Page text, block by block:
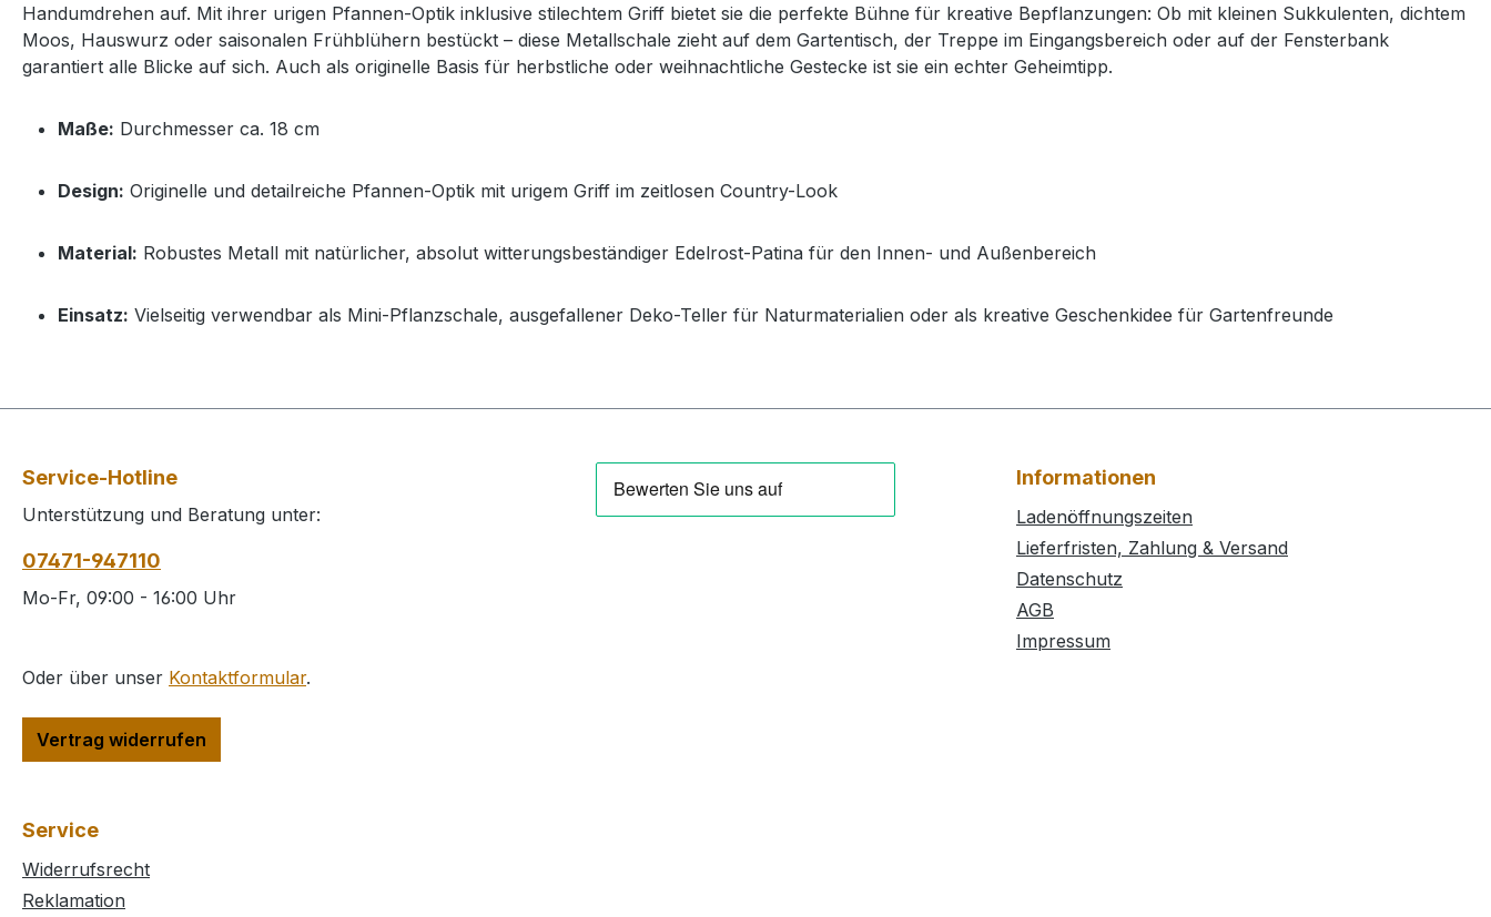
Handumdrehen auf. Mit ihrer urigen Pfannen-Optik inklusive stilechtem Griff bietet sie die perfekte Bühne für kreative Bepflanzungen: Ob mit kleinen Sukkulenten, dichtem
Moos, Hauswurz oder saisonalen Frühblühern bestückt – diese Metallschale zieht auf dem Gartentisch, der Treppe im Eingangsbereich oder auf der Fensterbank
garantiert alle Blicke auf sich. Auch als originelle Basis für herbstliche oder weihnachtliche Gestecke ist sie ein echter Geheimtipp.
Maße: Durchmesser ca. 18 cm
Design: Originelle und detailreiche Pfannen-Optik mit urigem Griff im zeitlosen Country-Look
Material: Robustes Metall mit natürlicher, absolut witterungsbeständiger Edelrost-Patina für den Innen- und Außenbereich
Einsatz: Vielseitig verwendbar als Mini-Pflanzschale, ausgefallener Deko-Teller für Naturmaterialien oder als kreative Geschenkidee für Gartenfreunde
Service-Hotline
Unterstützung und Beratung unter:
07471-947110
Mo-Fr, 09:00 - 16:00 Uhr
Oder über unser Kontaktformular.
Vertrag widerrufen
Informationen
Ladenöffnungszeiten
Lieferfristen, Zahlung & Versand
Datenschutz
AGB
Impressum
Service
Widerrufsrecht
Reklamation